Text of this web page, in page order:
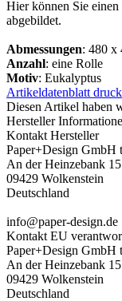
Hier können Sie
abgebildet.
Abmessungen: 480 x
Anzahl: eine Rolle
Motiv: Eukalyptus
Artikeldatenblatt
Diesen Artikel haben
Hersteller
Kontakt Hersteller
Paper+Design GmbH
An der Heinzebank 15
09429 Wolkenstein
Deutschland
info@paper-design.de
Kontakt EU
Paper+Design GmbH
An der Heinzebank 15
09429 Wolkenstein
Deutschland